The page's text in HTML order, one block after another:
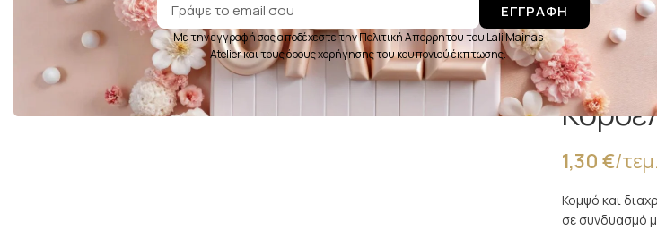
ΕΓΓΡΑΦΗ
Με την εγγραφή σας αποδέχεστε την Πολιτική Απορρήτου του Lali Mainas
Atelier και τους όρους χορήγησης του κουπονιού έκπτωσης.
1,30 €/τεμ.
Κομψό και
σε συνδυασμό